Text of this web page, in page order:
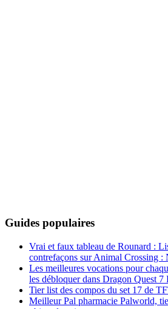
Guides populaires
Vrai et faux tableau de Rounard :
contrefaçons sur Animal Crossing :
Les meilleures vocations pour
les débloquer dans Dragon Quest 7
Tier list des compos du set 17 de
Meilleur Pal pharmacie Palworld,